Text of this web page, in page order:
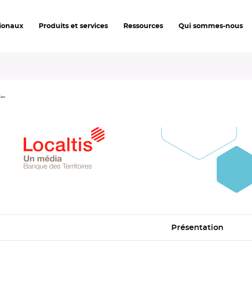
Produits et services Ressources Qui sommes-nous
Présentation